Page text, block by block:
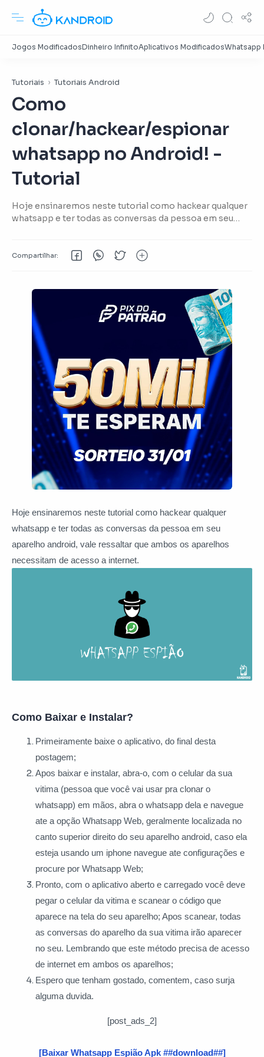
Tutoriais Tutoriais Android
Como
clonar/hackear/espionar
whatsapp no Android! -
Tutorial
Hoje ensinaremos neste tutorial como hackear qualquer
whatsapp e ter todas as conversas da pessoa em seu
Hoje ensinaremos neste tutorial como hackear qualquer
whatsapp e ter todas as conversas da pessoa em seu
aparelho android, vale ressaltar que ambos os aparelhos
necessitam de acesso a internet.
Como Baixar e Instalar?
Primeiramente baixe o aplicativo, do final desta
postagem;
Apos baixar e instalar, abra-o, com o celular da sua
vitima (pessoa que você vai usar pra clonar o
whatsapp) em mãos, abra o whatsapp dela e navegue
ate a opção Whatsapp Web, geralmente localizada no
canto superior direito do seu aparelho android, caso ela
esteja usando um iphone navegue ate configurações e
procure por Whatsapp Web;
Pronto, com o aplicativo aberto e carregado você deve
pegar o celular da vitima e scanear o código que
aparece na tela do seu aparelho; Apos scanear, todas
as conversas do aparelho da sua vitima irão aparecer
no seu. Lembrando que este método precisa de acesso
de internet em ambos os aparelhos;
Espero que tenham gostado, comentem, caso surja
alguma duvida.
[post_ads_2]
[Baixar Whatsapp Espião Apk ##download##]